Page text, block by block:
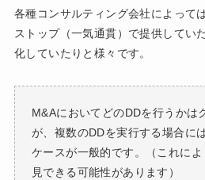
各種コンサルティング会社によって
ストップ（一気通貫）で提供してい
化していたりと様々です。
M&AにおいてどのDDを行うかは
が、複数のDDを実行する場合に
ケースが一般的です。（これに
見できる可能性があります）